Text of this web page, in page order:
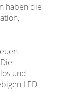
haben die
und
LED